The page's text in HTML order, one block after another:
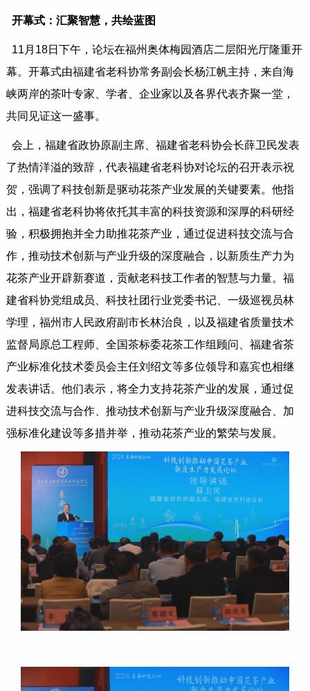
开幕式：汇聚智慧，共绘蓝图
11月18日下午，论坛在福州奥体梅园酒店二层阳光厅隆重开
幕。开幕式由福建省老科协常务副会长杨江帆主持，来自海
峡两岸的茶叶专家、学者、企业家以及各界代表齐聚一堂，
共同见证这一盛事。
会上，福建省政协原副主席、福建省老科协会长薛卫民发表
了热情洋溢的致辞，代表福建省老科协对论坛的召开表示祝
贺，强调了科技创新是驱动花茶产业发展的关键要素。他指
出，福建省老科协将依托其丰富的科技资源和深厚的科研经
验，积极拥抱并全力助推花茶产业，通过促进科技交流与合
作，推动技术创新与产业升级的深度融合，以新质生产力为
花茶产业开辟新赛道，贡献老科技工作者的智慧与力量。福
建省科协党组成员、科技社团行业党委书记、一级巡视员林
学理，福州市人民政府副市长林治良，以及福建省质量技术
监督局原总工程师、全国茶标委花茶工作组顾问、福建省茶
产业标准化技术委员会主任刘绍文等多位领导和嘉宾也相继
发表讲话。他们表示，将全力支持花茶产业的发展，通过促
进科技交流与合作、推动技术创新与产业升级深度融合、加
强标准化建设等多措并举，推动花茶产业的繁荣与发展。